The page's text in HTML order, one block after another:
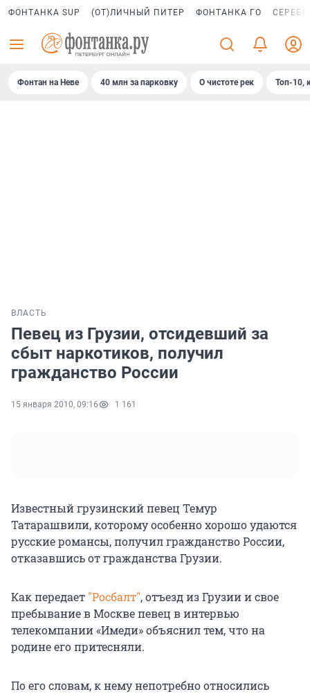
ФОНТАНКА SUP (ОТ)ЛИЧНЫЙ ПИТЕР ФОНТАНКА ГО
Фонтан на Неве 40 млн за парковку О чистоте рек Топ-10,
ВЛАСТЬ
Певец из Грузии, отсидевший за
сбыт наркотиков, получил
гражданство России
15 января 2010, 09:16 1 161
Известный грузинский певец Темур
Татарашвили, которому особенно хорошо удаются
русские романсы, получил гражданство России,
отказавшись от гражданства Грузии.
Как передает "Росбалт", отъезд из Грузии и свое
пребывание в Москве певец в интервью
телекомпании «Имеди» объяснил тем, что на
родине его притесняли.
По его словам, к нему непотребно относились